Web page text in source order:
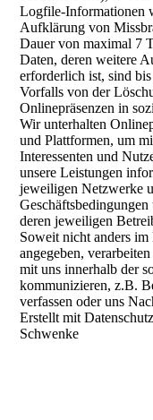
Logfile-Informationen
Aufklärung von
Dauer von maximal 7
Daten, deren weitere
erforderlich ist, sind
Vorfalls von der
Onlinepräsenzen in
Wir unterhalten
und Plattformen, um
Interessenten und
unsere Leistungen
jeweiligen Netzwerke
deren jeweiligen
Soweit nicht anders im
angegeben,
mit uns innerhalb der
kommunizieren, z.B.
verfassen oder uns
Erstellt mit
Schwenke